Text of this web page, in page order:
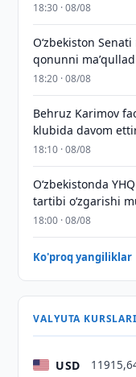
18:30 · 08/08
Oʻzbekiston
qonunni
18:20 · 08/08
Behruz Karimov
klubida davom
18:10 · 08/08
O‘zbekistonda
tartibi o‘zgarishi
18:00 · 08/08
Ko'proq yangiliklar
VALYUTA
USD